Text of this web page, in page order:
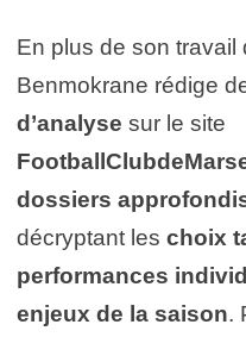
En plus de son travail
Benmokrane rédige
d’analyse sur le site
dossiers
décryptant les choix
performances
enjeux de la saison.